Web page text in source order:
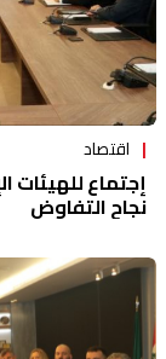
اقتصاد
إجتماع
نجاح التفاوض